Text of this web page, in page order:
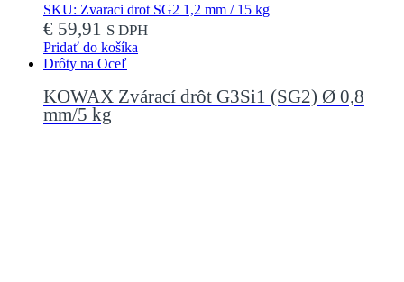
SKU: Zvaraci drot SG2 1,2 mm / 15 kg
€ 59,91 S DPH
Pridať do košíka
Drôty na Oceľ
KOWAX Zvárací drôt G3Si1 (SG2) Ø 0,8
mm/5 kg